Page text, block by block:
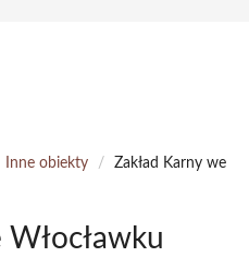
Inne obiekty /
Zakład Karny we